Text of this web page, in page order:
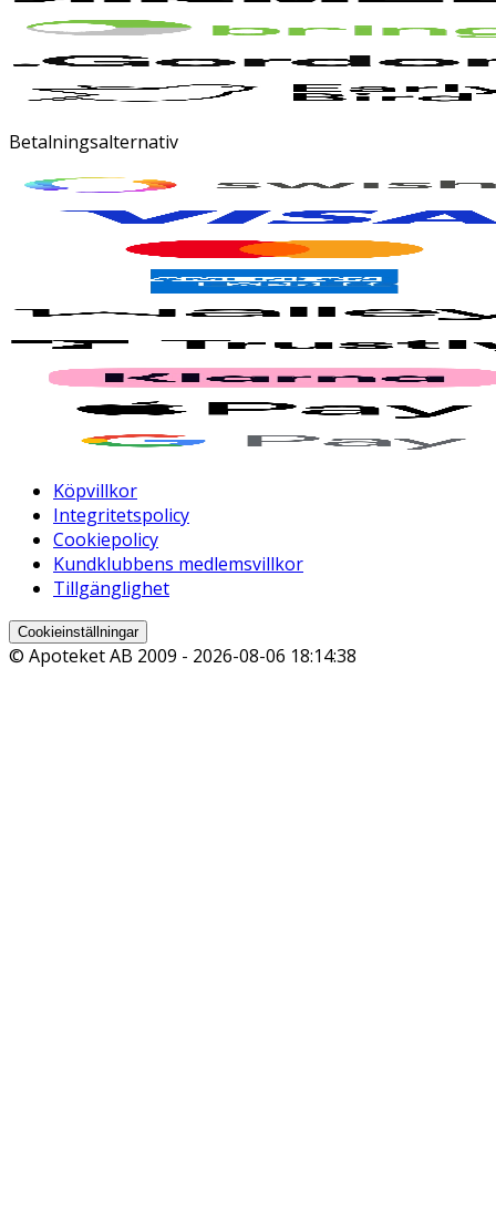
Betalningsalternativ
Köpvillkor
Integritetspolicy
Cookiepolicy
Kundklubbens medlemsvillkor
Tillgänglighet
Cookieinställningar
© Apoteket AB 2009 - 2026-08-06 18:14:38